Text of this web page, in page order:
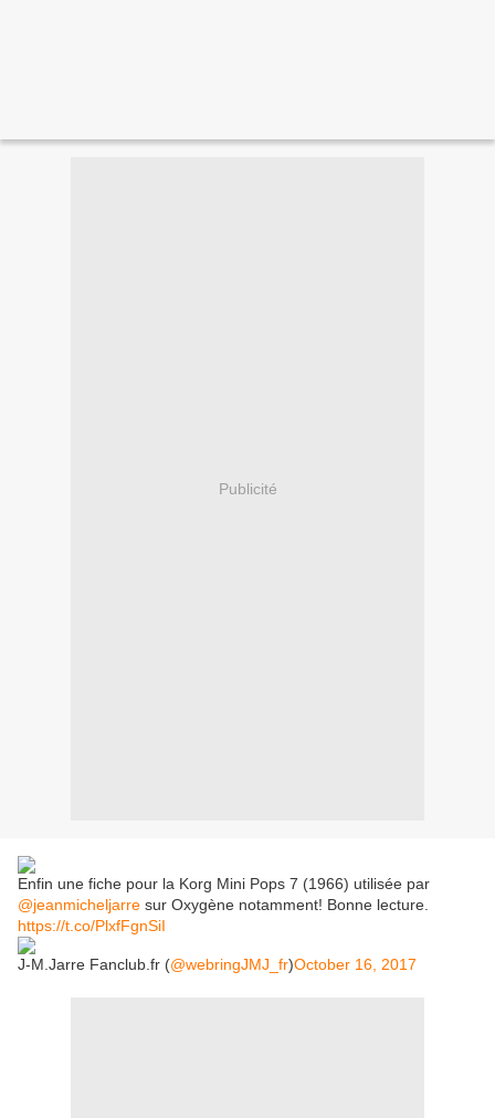
Publicité
Enfin une fiche pour la Korg Mini Pops 7 (1966) utilisée par
@jeanmicheljarre sur Oxygène notamment! Bonne lecture.
https://t.co/PlxfFgnSiI
J-M.Jarre Fanclub.fr (@webringJMJ_fr)October 16, 2017